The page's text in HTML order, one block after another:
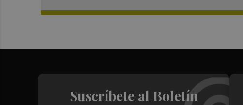
Suscríbete al Boletín